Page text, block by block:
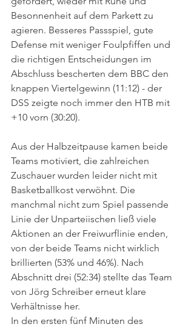
Besonnenheit auf dem Parkett zu
agieren. Besseres Passspiel, gute
Defense mit weniger Foulpfiffen und
die richtigen Entscheidungen im
Abschluss bescherten dem BBC den
knappen Viertelgewinn (11:12) - der
DSS zeigte noch immer den HTB mit
+10 vorn (30:20).
Aus der Halbzeitpause kamen beide
Teams motiviert, die zahlreichen
Zuschauer wurden leider nicht mit
Basketballkost verwöhnt. Die
manchmal nicht zum Spiel passende
Linie der Unparteiischen ließ viele
Aktionen an der Freiwurflinie enden,
von der beide Teams nicht wirklich
brillierten (53% und 46%). Nach
Abschnitt drei (52:34) stellte das Team
von Jörg Schreiber erneut klare
Verhältnisse her.
In den ersten fünf Minuten des